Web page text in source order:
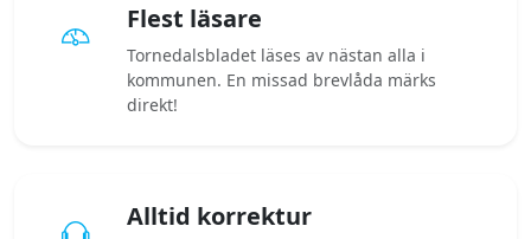
Flest läsare
Tornedalsbladet läses av nästan alla i
kommunen. En missad brevlåda märks
direkt!
Alltid korrektur